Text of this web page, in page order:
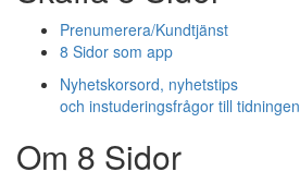
Prenumerera/Kundtjänst
8 Sidor som app
Nyhetskorsord, nyhetstips
och instuderingsfrågor till tidningen
Om 8 Sidor